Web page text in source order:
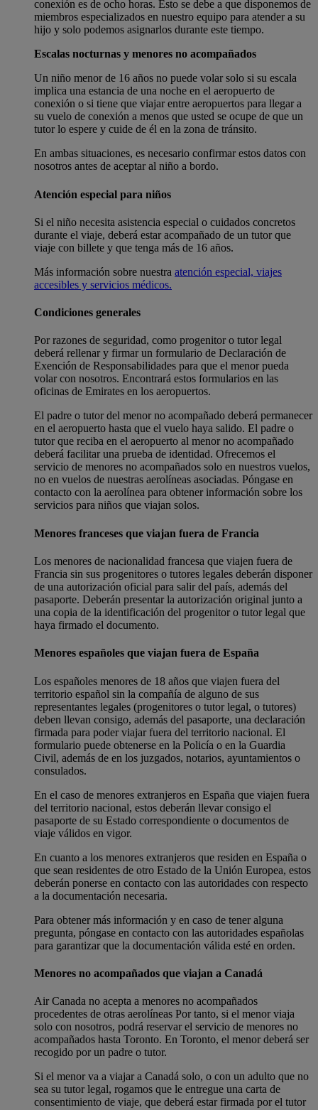
conexión es de ocho horas. Esto se debe a que disponemos de
miembros especializados en nuestro equipo para atender a su
hijo y solo podemos asignarlos durante este tiempo.
Escalas nocturnas y menores no acompañados
Un niño menor de 16 años no puede volar solo si su escala
implica una estancia de una noche en el aeropuerto de
conexión o si tiene que viajar entre aeropuertos para llegar a
su vuelo de conexión a menos que usted se ocupe de que un
tutor lo espere y cuide de él en la zona de tránsito.
En ambas situaciones, es necesario confirmar estos datos con
nosotros antes de aceptar al niño a bordo.
Atención especial para niños
Si el niño necesita asistencia especial o cuidados concretos
durante el viaje, deberá estar acompañado de un tutor que
viaje con billete y que tenga más de 16 años.
Más información sobre nuestra atención especial, viajes
accesibles y servicios médicos.
Condiciones generales
Por razones de seguridad, como progenitor o tutor legal
deberá rellenar y firmar un formulario de Declaración de
Exención de Responsabilidades para que el menor pueda
volar con nosotros. Encontrará estos formularios en las
oficinas de Emirates en los aeropuertos.
El padre o tutor del menor no acompañado deberá permanecer
en el aeropuerto hasta que el vuelo haya salido. El padre o
tutor que reciba en el aeropuerto al menor no acompañado
deberá facilitar una prueba de identidad. Ofrecemos el
servicio de menores no acompañados solo en nuestros vuelos,
no en vuelos de nuestras aerolíneas asociadas. Póngase en
contacto con la aerolínea para obtener información sobre los
servicios para niños que viajan solos.
Menores franceses que viajan fuera de Francia
Los menores de nacionalidad francesa que viajen fuera de
Francia sin sus progenitores o tutores legales deberán disponer
de una autorización oficial para salir del país, además del
pasaporte. Deberán presentar la autorización original junto a
una copia de la identificación del progenitor o tutor legal que
haya firmado el documento.
Menores españoles que viajan fuera de España
Los españoles menores de 18 años que viajen fuera del
territorio español sin la compañía de alguno de sus
representantes legales (progenitores o tutor legal, o tutores)
deben llevan consigo, además del pasaporte, una declaración
firmada para poder viajar fuera del territorio nacional. El
formulario puede obtenerse en la Policía o en la Guardia
Civil, además de en los juzgados, notarios, ayuntamientos o
consulados.
En el caso de menores extranjeros en España que viajen fuera
del territorio nacional, estos deberán llevar consigo el
pasaporte de su Estado correspondiente o documentos de
viaje válidos en vigor.
En cuanto a los menores extranjeros que residen en España o
que sean residentes de otro Estado de la Unión Europea, estos
deberán ponerse en contacto con las autoridades con respecto
a la documentación necesaria.
Para obtener más información y en caso de tener alguna
pregunta, póngase en contacto con las autoridades españolas
para garantizar que la documentación válida esté en orden.
Menores no acompañados que viajan a Canadá
Air Canada no acepta a menores no acompañados
procedentes de otras aerolíneas Por tanto, si el menor viaja
solo con nosotros, podrá reservar el servicio de menores no
acompañados hasta Toronto. En Toronto, el menor deberá ser
recogido por un padre o tutor.
Si el menor va a viajar a Canadá solo, o con un adulto que no
sea su tutor legal, rogamos que le entregue una carta de
consentimiento de viaje, que deberá estar firmada por el tutor